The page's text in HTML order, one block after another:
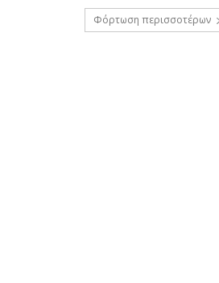
Φόρτωση περισσοτέρων